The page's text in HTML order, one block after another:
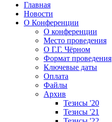
Главная
Новости
О Конференции
О конференции
Место проведения
О Г.Г. Чёрном
Формат проведения
Ключевые даты
Оплата
Файлы
Архив
Тезисы '20
Тезисы '21